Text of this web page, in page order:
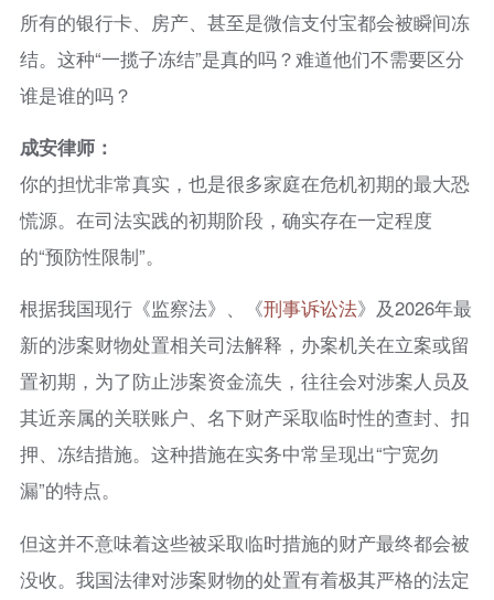
所有的银行卡、房产、甚至是微信支付宝都会被瞬间冻
结。这种“一揽子冻结”是真的吗？难道他们不需要区分
谁是谁的吗？
成安律师：
你的担忧非常真实，也是很多家庭在危机初期的最大恐
慌源。在司法实践的初期阶段，确实存在一定程度
的“预防性限制”。
根据我国现行《监察法》、《刑事诉讼法》及2026年最
新的涉案财物处置相关司法解释，办案机关在立案或留
置初期，为了防止涉案资金流失，往往会对涉案人员及
其近亲属的关联账户、名下财产采取临时性的查封、扣
押、冻结措施。这种措施在实务中常呈现出“宁宽勿
漏”的特点。
但这并不意味着这些被采取临时措施的财产最终都会被
没收。我国法律对涉案财物的处置有着极其严格的法定